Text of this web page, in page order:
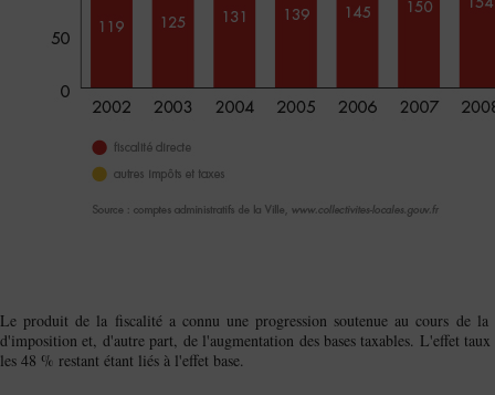
Le produit de la fiscalité a connu une progression soutenue au cours de
d'imposition et, d'autre part, de l'augmentation des bases taxables. L'effet
les 48 % restant étant liés à l'effet base.